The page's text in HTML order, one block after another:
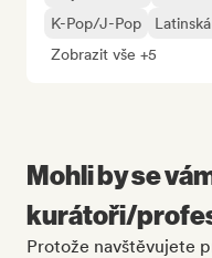
K-Pop/J-Pop
Zobrazit vše +5
Mohli by se
kurátoři/
Protože navštěvujete